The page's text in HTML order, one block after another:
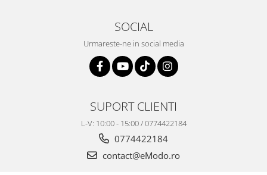
SOCIAL
Urmareste-ne in social media
SUPORT CLIENTI
L-V: 10:00 - 15:00 / 0774422184
0774422184
contact@eModo.ro